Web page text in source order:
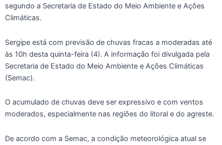
segundo a Secretaria de Estado do Meio Ambiente e Ações
Climáticas.
Sergipe está com previsão de chuvas fracas a moderadas até
às 10h desta quinta-feira (4). A informação foi divulgada pela
Secretaria de Estado do Meio Ambiente e Ações Climáticas
(Semac).
O acumulado de chuvas deve ser expressivo e com ventos
moderados, especialmente nas regiões do litoral e do agreste.
De acordo com a Semac, a condição meteorológica atual se